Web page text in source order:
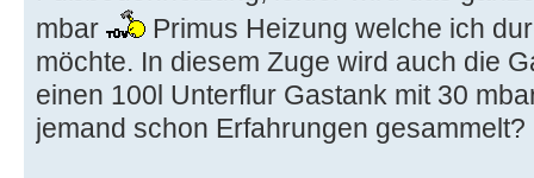
mbar
Primus Heizung welche ich
möchte. In diesem Zuge wird auch die
einen 100l Unterflur Gastank mit 30
jemand schon Erfahrungen gesammelt?